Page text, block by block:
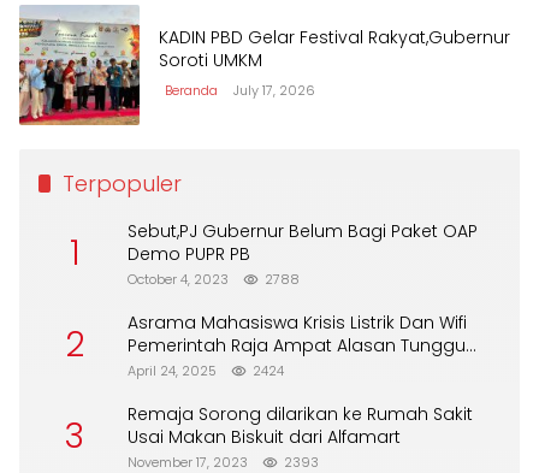
KADIN PBD Gelar Festival Rakyat,Gubernur
Soroti UMKM
Beranda July 17, 2026
Terpopuler
1
Sebut,PJ Gubernur Belum Bagi Paket OAP
Demo PUPR PB
October 4, 2023 2788
2
Asrama Mahasiswa Krisis Listrik Dan Wifi
Pemerintah Raja Ampat Alasan Tunggu
DPA
April 24, 2025 2424
3
Remaja Sorong dilarikan ke Rumah Sakit
Usai Makan Biskuit dari Alfamart
November 17, 2023 2393